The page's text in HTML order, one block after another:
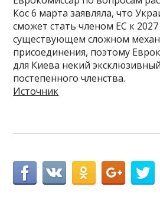
Кос 6 марта заявляла, что
сможет стать членом ЕС к
существующем сложном
присоединения, поэтому
для Киева некий
постепенного членства.
Источник